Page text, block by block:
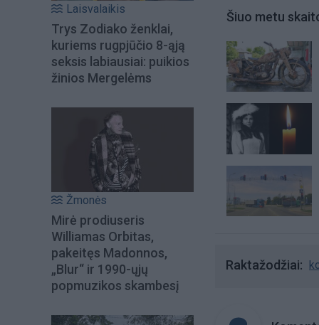
Laisvalaikis
Trys Zodiako ženklai,
kuriems rugpjūčio 8-ąją
seksis labiausiai: puikios
žinios Mergelėms
Žmonės
Mirė prodiuseris
Williamas Orbitas,
pakeitęs Madonnos,
„Blur“ ir 1990-ųjų
popmuzikos skambesį
Šiuo metu
Raktažodžiai